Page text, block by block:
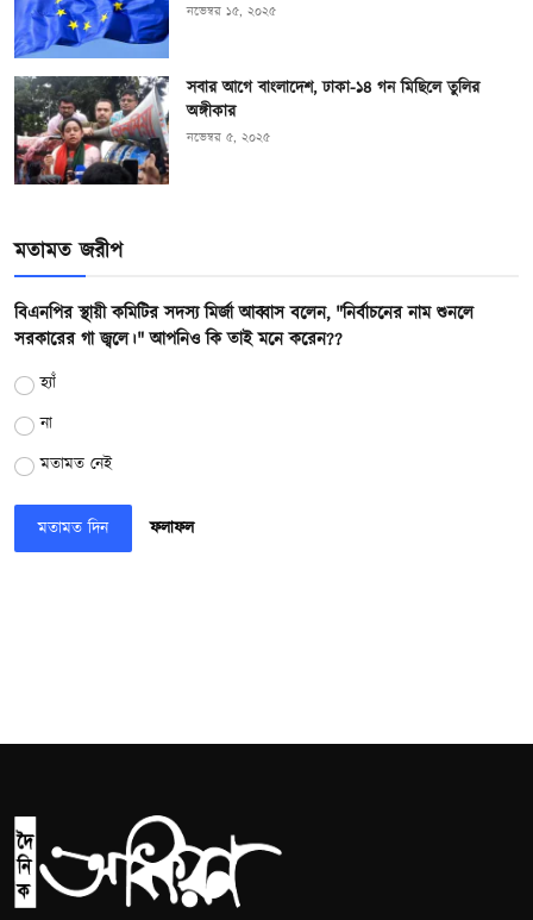
নভেম্বর ১৫, ২০২৫
সবার আগে বাংলাদেশ, ঢাকা-১৪ গন মিছিলে তুলির
অঙ্গীকার
নভেম্বর ৫, ২০২৫
মতামত জরীপ
বিএনপির স্থায়ী কমিটির সদস্য মির্জা আব্বাস বলেন, "নির্বাচনের নাম শুনলে
সরকারের গা জ্বলে।" আপনিও কি তাই মনে করেন??
হ্যাঁ
না
মতামত নেই
মতামত দিন ফলাফল